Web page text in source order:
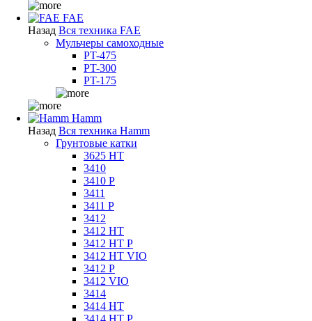
FAE
Назад Вся техника FAE
Мульчеры самоходные
PT-475
PT-300
PT-175
Hamm
Назад Вся техника Hamm
Грунтовые катки
3625 HT
3410
3410 P
3411
3411 P
3412
3412 HT
3412 HT P
3412 HT VIO
3412 P
3412 VIO
3414
3414 HT
3414 HT P